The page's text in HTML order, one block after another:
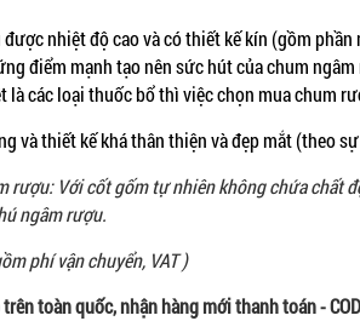
nhiệt độ cao và có thiết kế kín (gồm
điểm mạnh tạo nên sức hút của chum
là các loại thuốc bổ thì việc chọn mua chum
và thiết kế khá thân thiện và đẹp mắt (theo
rượu: Với cốt gốm tự nhiên không chứa chất
ngâm rượu.
phí vận chuyển, VAT )
toàn quốc, nhận hàng mới thanh toán - COD